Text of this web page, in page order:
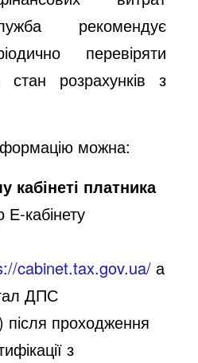
рекомендує
перевіряти
розрахунків з
можна:
кабінеті платника
Е-кабінету
cabinet.tax.gov.ua/ а
ДПС
) після проходження
з